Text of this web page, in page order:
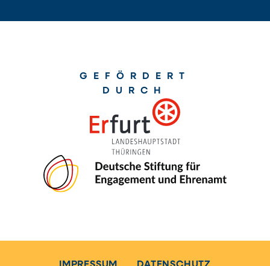
GEFÖRDERT
DURCH